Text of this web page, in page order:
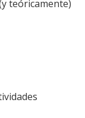
teóricamente)